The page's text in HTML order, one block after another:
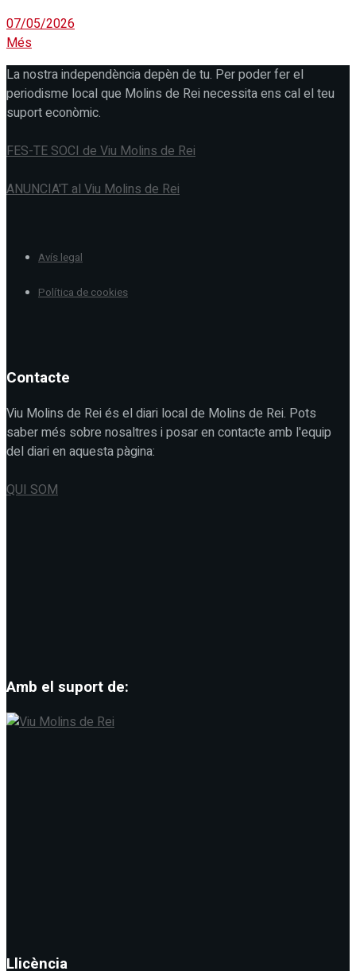
07/05/2026
Més
La nostra independència depèn de tu. Per poder fer el
periodisme local que Molins de Rei necessita ens cal el teu
suport econòmic.
FES-TE SOCI de Viu Molins de Rei
ANUNCIA'T al Viu Molins de Rei
Avís legal
Política de cookies
Contacte
Viu Molins de Rei és el diari local de Molins de Rei. Pots
saber més sobre nosaltres i posar en contacte amb l'equip
del diari en aquesta pàgina:
QUI SOM
Amb el suport de:
Llicència